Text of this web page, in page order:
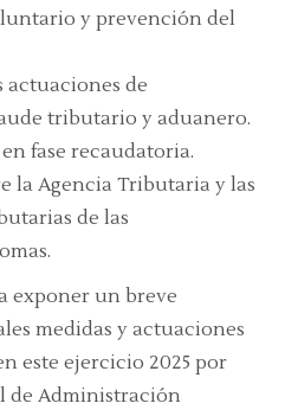
y prevención del
actuaciones de
tributario y aduanero.
fase recaudatoria.
la Agencia Tributaria y las
de las
exponer un breve
medidas y actuaciones
este ejercicio 2025 por
de Administración